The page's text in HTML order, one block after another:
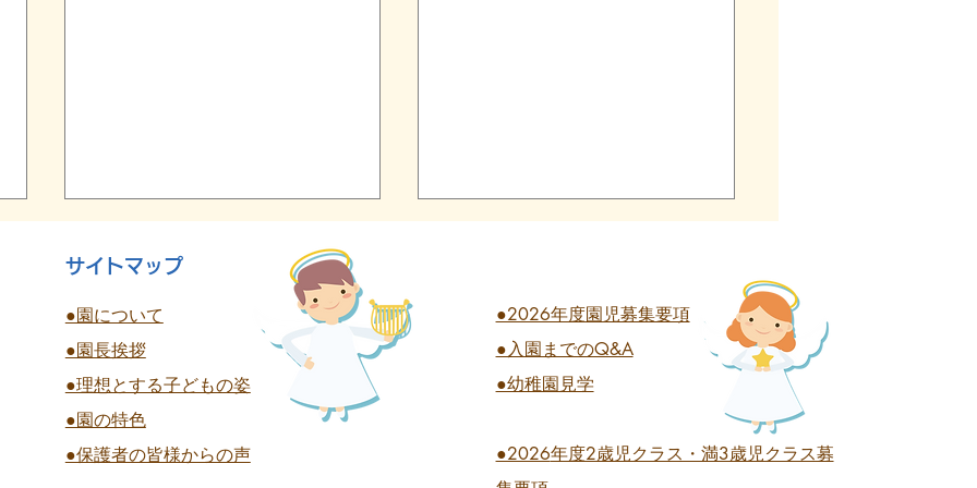
夏祭り 全学年
終業式 全学年
サイトマップ
●園について
●園長挨拶
●理想とする子どもの姿
●園の特色
●保護者の皆様からの声
●2026年度園児募集要項
●入園までのQ&A
●幼稚園見学
●2026年度2歳児クラス・満3歳児クラス募